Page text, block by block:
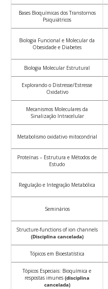
Bases Bioquímicas dos Transtornos
Psiquiátricos
Biologia Funcional e Molecular da
Obesidade e Diabetes
Biologia Molecular Estrutural
Explorando o Distresse/Estresse
Oxidativo
Mecanismos Moleculares da
Sinalização Intracelular
Metabolismo oxidativo mitocondrial
Proteínas – Estrutura e Métodos de
Estudo
Regulação e Integração Metabólica
Seminários
Structure-functions of ion channels
(Disciplina cancelada)
Tópicos em Bioestatística
Tópicos Especiais: Bioquímica e
respostas imunes(disciplina
cancelada)